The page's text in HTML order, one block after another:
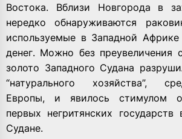
Востока. Вблизи Новгорода в
нередко обнаруживаются
используемые в Западной Африке
денег. Можно без преувеличения
золото Западного Судана
“натурального хозяйства”,
Европы, и явилось стимулом
первых негритянских государств
Судане.